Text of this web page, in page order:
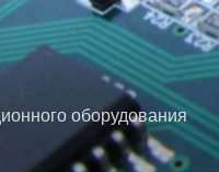
оборудования